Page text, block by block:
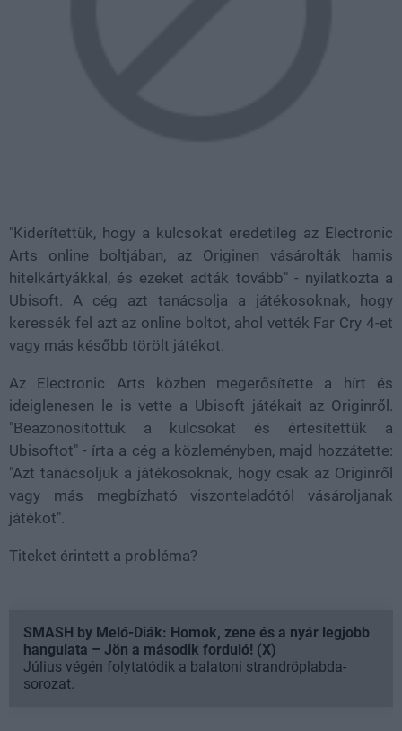
"Kiderítettük, hogy a kulcsokat eredetileg az Electronic
Arts online boltjában, az Originen vásárolták hamis
hitelkártyákkal, és ezeket adták tovább" - nyilatkozta a
Ubisoft. A cég azt tanácsolja a játékosoknak, hogy
keressék fel azt az online boltot, ahol vették Far Cry 4-et
vagy más később törölt játékot.
Az Electronic Arts közben megerősítette a hírt és
ideiglenesen le is vette a Ubisoft játékait az Originről.
"Beazonosítottuk a kulcsokat és értesítettük a
Ubisoftot" - írta a cég a közleményben, majd hozzátette:
"Azt tanácsoljuk a játékosoknak, hogy csak az Originről
vagy más megbízható viszonteladótól vásároljanak
játékot".
Titeket érintett a probléma?
SMASH by Meló-Diák: Homok, zene és a nyár legjobb
hangulata – Jön a második forduló! (X)
Július végén folytatódik a balatoni strandröplabda-
sorozat.